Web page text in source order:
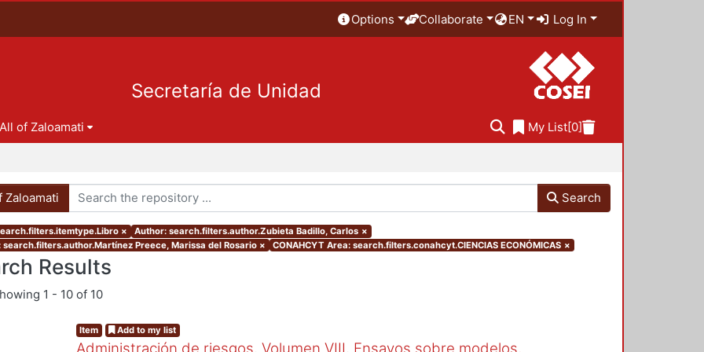
Options Collaborate EN Log In
Secretaría de Unidad
All of Zaloamati My List[0]
Zaloamati Search
× Author: search.filters.author.Zubieta Badillo, Carlos ×
search.filters.author.Martínez Preece, Marissa del Rosario × CONAHCYT Area: search.filters.conahcyt.CIENCIAS ECONÓMICAS ×
Results
1 - 10 of 10
Item Add to my list